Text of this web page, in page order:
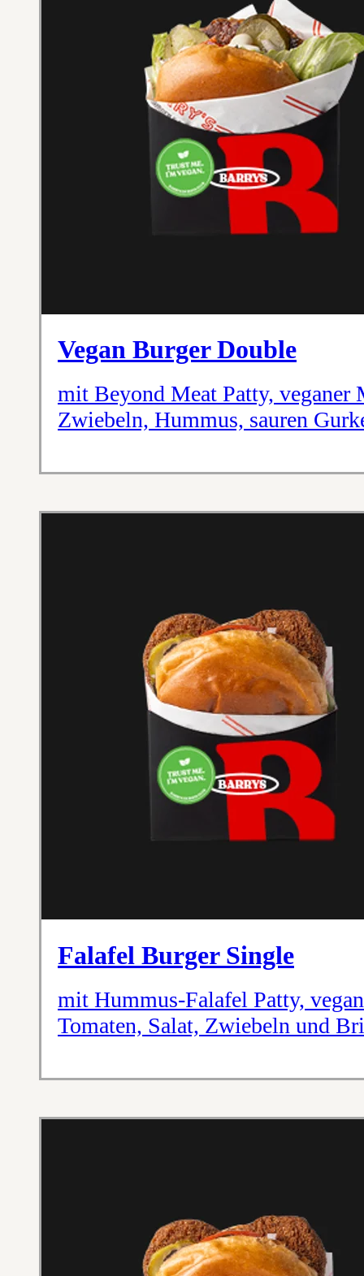
Vegan Burger Double
mit Beyond Meat Patty, veganer
Zwiebeln, Hummus, sauren
Falafel Burger Single
mit Hummus-Falafel Patty,
Tomaten, Salat, Zwiebeln und